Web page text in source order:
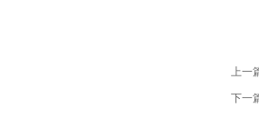
上一
下一